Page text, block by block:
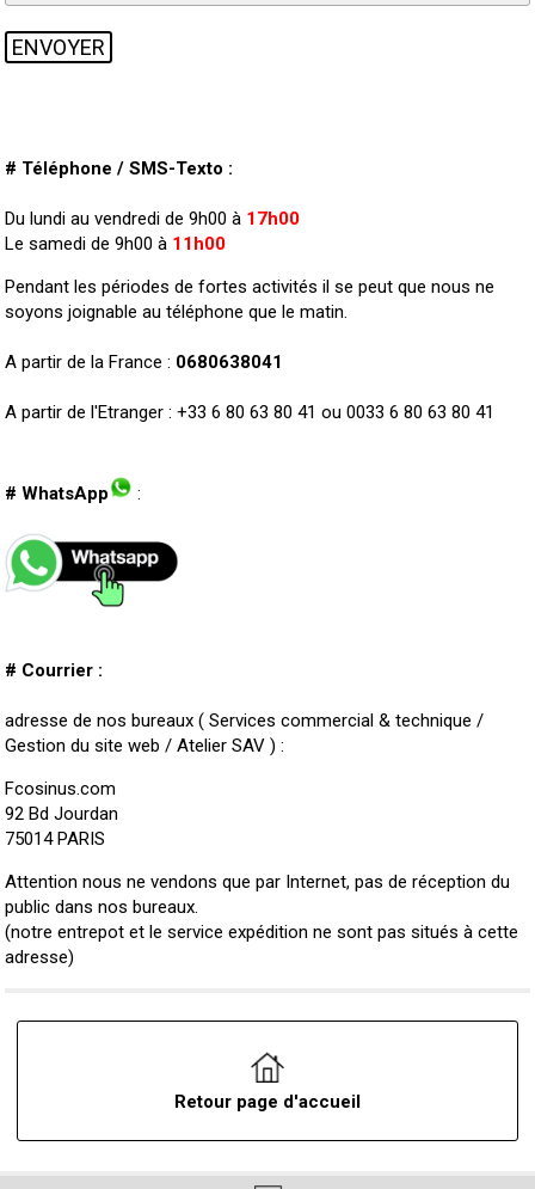
# Téléphone / SMS-Texto :
Du lundi au vendredi de 9h00 à 17h00
Le samedi de 9h00 à 11h00
Pendant les périodes de fortes activités il se peut que nous ne
soyons joignable au téléphone que le matin.
A partir de la France : 0680638041
A partir de l'Etranger : +33 6 80 63 80 41 ou 0033 6 80 63 80 41
# WhatsApp :
# Courrier :
adresse de nos bureaux ( Services commercial & technique /
Gestion du site web / Atelier SAV ) :
Fcosinus.com
92 Bd Jourdan
75014 PARIS
Attention nous ne vendons que par Internet, pas de réception du
public dans nos bureaux.
(notre entrepot et le service expédition ne sont pas situés à cette
adresse)
Retour page d'accueil